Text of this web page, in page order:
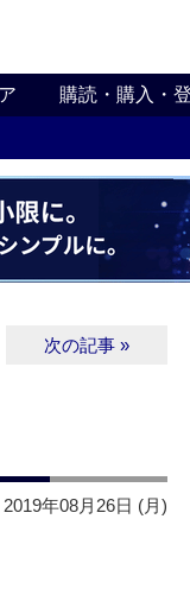
購読・購入・
次の記事 »
2019年08月26日 (月)